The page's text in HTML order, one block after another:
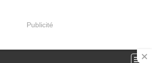
Publicité